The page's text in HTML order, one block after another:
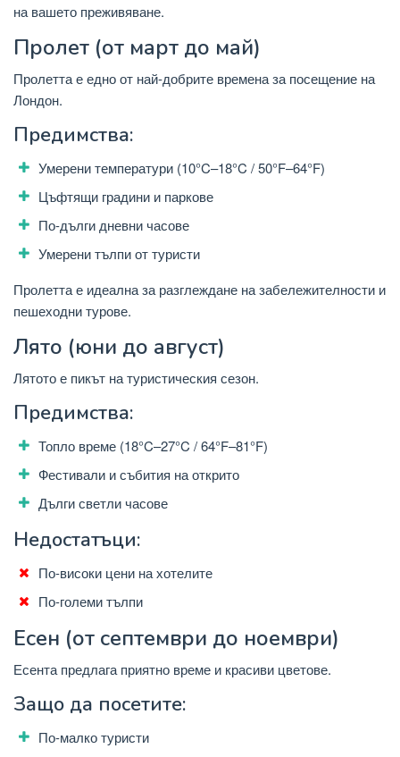
на вашето преживяване.
Пролет (от март до май)
Пролетта е едно от най-добрите времена за посещение на
Лондон.
Предимства:
Умерени температури (10°C–18°C / 50°F–64°F)
Цъфтящи градини и паркове
По-дълги дневни часове
Умерени тълпи от туристи
Пролетта е идеална за разглеждане на забележителности и
пешеходни турове.
Лято (юни до август)
Лятото е пикът на туристическия сезон.
Предимства:
Топло време (18°C–27°C / 64°F–81°F)
Фестивали и събития на открито
Дълги светли часове
Недостатъци:
По-високи цени на хотелите
По-големи тълпи
Есен (от септември до ноември)
Есента предлага приятно време и красиви цветове.
Защо да посетите:
По-малко туристи